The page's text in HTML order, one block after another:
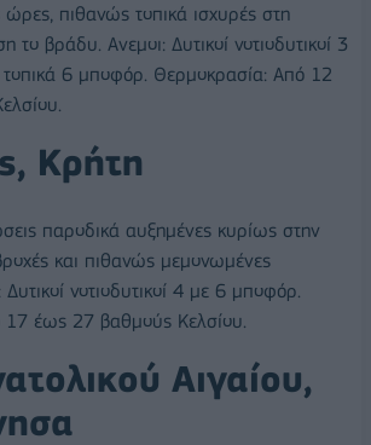
ώρες, πιθανώς τοπικά ισχυρές στη
το βράδυ. Ανεμοι: Δυτικοί νοτιοδυτικοί 3
τοπικά 6 μποφόρ. Θερμοκρασία: Από 12
Κρήτη
παροδικά αυξημένες κυρίως στην
και πιθανώς μεμονωμένες
Δυτικοί νοτιοδυτικοί 4 με 6 μποφόρ.
έως 27 βαθμούς Κελσίου.
Αιγαίου,